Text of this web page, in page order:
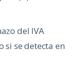
del IVA
si se detecta en